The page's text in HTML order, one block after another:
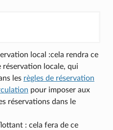
local :cela rendra ce
réservation locale, qui
les règles de réservation
pour imposer aux
réservations dans le
: cela fera de ce